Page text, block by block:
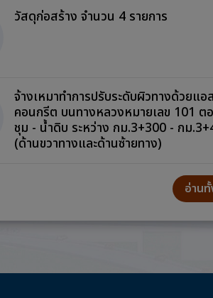
วัสดุก่อสร้าง จำนวน 4 รายการ
จ้างเหมาทำการปรับระดับผิวทางด้วยแ
คอนกรีต บนทางหลวงหมายเลข 101 ต
ชุม - น้ำดิบ ระหว่าง กม.3+300 - กม
(ด้านขวาทางและด้านซ้ายทาง)
อ่าน